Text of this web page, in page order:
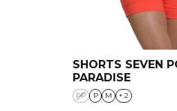
SHORTS SEVEN
PARADISE
PP P M + 2